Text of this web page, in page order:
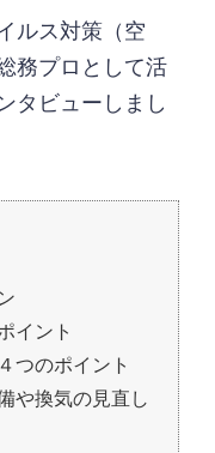
ルス対策（空
務プロとして活
タビューしまし
イント
つのポイント
や換気の見直し